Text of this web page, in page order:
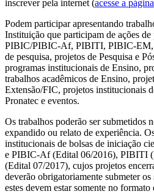
inscrever pela internet (acesse a
Podem participar apresentando
Instituição que participam de ações de
PIBIC/PIBIC-Af, PIBITI, PIBIC-EM,
de pesquisa, projetos de Pesquisa e
programas institucionais de Ensino,
trabalhos acadêmicos de Ensino,
Extensão/FIC, projetos institucionais
Pronatec e eventos.
Os trabalhos poderão ser submetidos
expandido ou relato de experiência.
institucionais de bolsas de iniciação
e PIBIC-Af (Edital 06/2016), PIBITI
(Edital 07/2017), cujos projetos
deverão obrigatoriamente submeter os
estes devem estar somente no